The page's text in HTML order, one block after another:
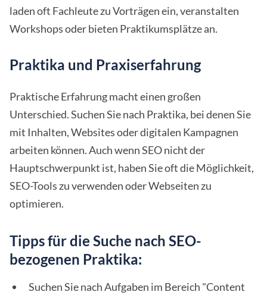
laden oft Fachleute zu Vorträgen ein, veranstalten
Workshops oder bieten Praktikumsplätze an.
Praktika und Praxiserfahrung
Praktische Erfahrung macht einen großen
Unterschied. Suchen Sie nach Praktika, bei denen Sie
mit Inhalten, Websites oder digitalen Kampagnen
arbeiten können. Auch wenn SEO nicht der
Hauptschwerpunkt ist, haben Sie oft die Möglichkeit,
SEO-Tools zu verwenden oder Webseiten zu
optimieren.
Tipps für die Suche nach SEO-
bezogenen Praktika:
Suchen Sie nach Aufgaben im Bereich "Content